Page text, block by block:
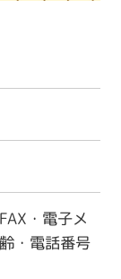
・電子メ
・電話番号